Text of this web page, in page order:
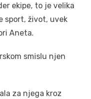
ekipe, to je velika
sport, život, uvek
Aneta.
smislu njen
za njega kroz